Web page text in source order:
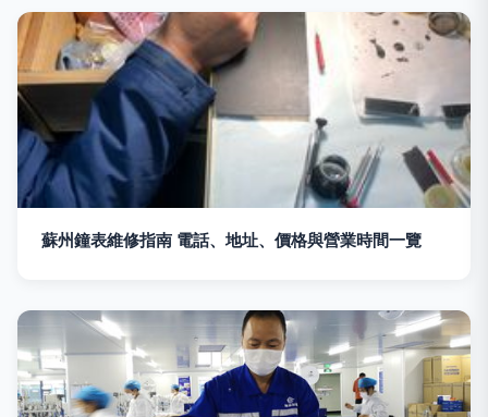
蘇州鐘表維修指南 電話、地址、價格與營業時間一覽